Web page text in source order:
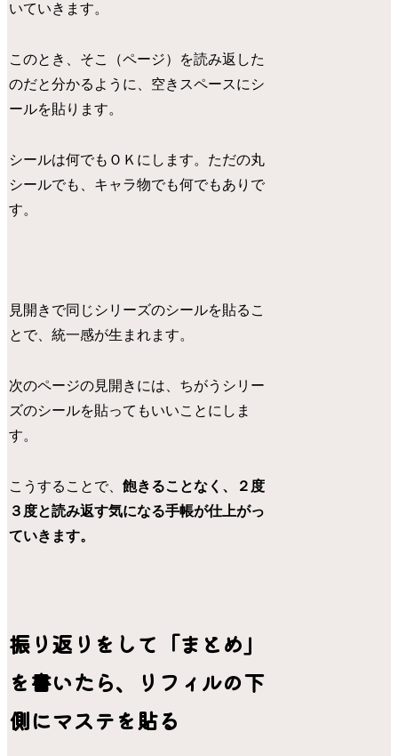
いていきます。
このとき、そこ（ページ）を読み返した
のだと分かるように、空きスペースにシ
ールを貼ります。
シールは何でもＯＫにします。ただの丸
シールでも、キャラ物でも何でもありで
す。
見開きで同じシリーズのシールを貼るこ
とで、統一感が生まれます。
次のページの見開きには、ちがうシリー
ズのシールを貼ってもいいことにしま
す。
こうすることで、飽きることなく、２度
３度と読み返す気になる手帳が仕上がっ
ていきます。
振り返りをして「まとめ」
を書いたら、リフィルの下
側にマステを貼る